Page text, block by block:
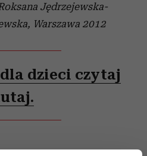
Jędrzejewska-
Warszawa 2012
dzieci czytaj